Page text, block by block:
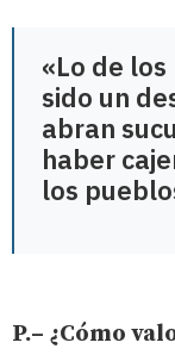
«Lo de
sido un
abran
haber
los
P.– ¿Cómo